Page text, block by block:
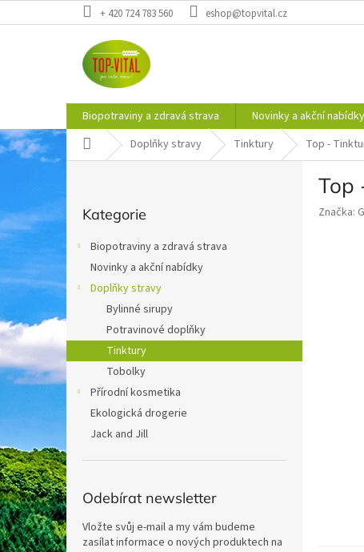
na
+ 420 724 783 560 eshop@topvital.cz
Biopotraviny a zdravá strava Novinky a akční nabídky
Domů Doplňky stravy Tinktury Top -
n
p
a
n
e
kategorie
Kategorie
Biopotraviny a zdravá strava
Novinky a akční nabídky
Doplňky stravy
Bylinné sirupy
Potravinové doplňky
Tinktury
Tobolky
Přírodní kosmetika
Ekologická drogerie
Jack and Jill
Odebírat newsletter
Vložte svůj e-mail a my vám budeme
zasílat informace o nových produktech na
Top
Značka: